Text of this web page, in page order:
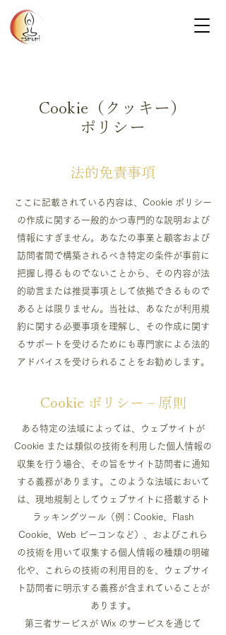
Cookie（クッキー）
ポリシー
法的免責事項
ここに記載されている内容は、Cookie ポリシー
の作成に関する一般的かつ専門的な説明および
情報にすぎません。あなたの事業と顧客および
訪問者間で構築されるべき特定の条件が事前に
把握し得るものでないことから、その内容が法
的助言または推奨事項として依拠できるもので
あるとは限りません。当社は、あなたが利用規
約に関する必要事項を理解し、その作成に関す
るサポートを受けるためにも専門家による法的
アドバイスを受けられることをお勧めします。
Cookie ポリシー – 原則
ある特定の法域によっては、ウェブサイトが
Cookie または類似の技術を利用した個人情報の
収集を行う場合、その旨をサイト訪問者に通知
する義務があります。このような法域において
は、現地規制としてウェブサイトに搭載するト
ラッキングツール（例：Cookie、Flash
Cookie、Web ビーコンなど）、およびこれら
の技術を用いて収集する個人情報の種類の明確
化や、これらの技術の利用目的を、ウェブサイ
ト訪問者に明示する義務が含まれていることが
あります。
第三者サービスが Wix のサービスを通じて